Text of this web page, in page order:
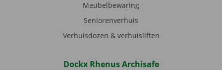
Meubelbewaring
Seniorenverhuis
Verhuisdozen & verhuisliften
Dockx Rhenus Archisafe